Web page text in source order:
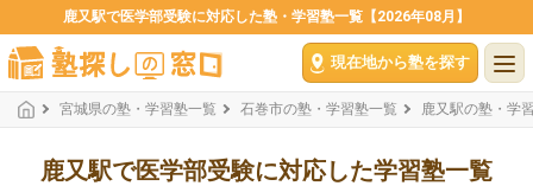
鹿又駅で医学部受験に対応した塾・学習塾一覧【2026年08月】
現在地から塾を探す
宮城県の塾・学習塾一覧 石巻市の塾・学習塾一覧 鹿又駅の塾・学
鹿又駅で医学部受験に対応した学習塾一覧